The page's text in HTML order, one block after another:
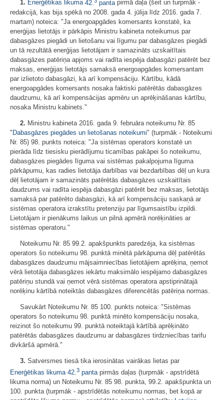
1. Enerģētikas likuma 42. panta pirmā daļa (šeit un turpmāk -
redakcijā, kas bija spēkā no 2008. gada 4. jūlija līdz 2016. gada 7.
martam) noteica: "Ja energoapgādes komersants konstatē, ka
enerģijas lietotājs ir pārkāpis Ministru kabineta noteikumus par
dabasgāzes piegādi un lietošanu vai līgumu par dabasgāzes piegādi
un tā rezultātā enerģijas lietotājam ir samazināts uzskaitītais
dabasgāzes patēriņa apjoms vai radīta iespēja dabasgāzi patērēt bez
maksas, enerģijas lietotājs samaksā energoapgādes komersantam
par izlietoto dabasgāzi, kā arī kompensāciju. Kārtību, kādā
energoapgādes komersants nosaka faktiski patērētās dabasgāzes
daudzumu, kā arī kompensācijas apmēru un aprēķināšanas kārtību,
nosaka Ministru kabinets."
2. Ministru kabineta 2016. gada 9. februāra noteikumu Nr. 85
"Dabasgāzes piegādes un lietošanas noteikumi" (turpmāk - Noteikumi
Nr. 85) 98. punkts noteica: "Ja sistēmas operators konstatē un
pierāda līdz tiesisku pierādījumu ticamības pakāpei šo noteikumu,
dabasgāzes piegādes līguma vai sistēmas pakalpojuma līguma
pārkāpumu, kas radies lietotāja darbības vai bezdarbības dēļ un kura
dēļ lietotājam ir samazināts patērētās dabasgāzes uzskaitītais
daudzums vai radīta iespēja dabasgāzi patērēt bez maksas, lietotājs
samaksā par patērēto dabasgāzi, kā arī kompensāciju saskaņā ar
sistēmas operatora izrakstītu pretenziju par līgumsaistību izpildi.
Lietotājam ir pienākums laikus un pilnā apmērā norēķināties ar
sistēmas operatoru."
Noteikumu Nr. 85 99.2. apakšpunkts paredzēja, ka sistēmas
operators šo noteikumu 98. punktā minētā pārkāpuma dēļ patērētās
dabasgāzes daudzumu mājsaimniecības lietotājiem aprēķina, ņemot
vērā lietotāja dabasgāzes iekārtu maksimālo iespējamo dabasgāzes
patēriņu stundā vai ņemot vērā sistēmas operatora apstiprinātajā
norēķinu kārtībā noteiktās dabasgāzes diferencētās patēriņa normas.
Savukārt Noteikumu Nr. 85 100. punkts noteica: "Sistēmas
operators šo noteikumu 98. punktā minēto kompensāciju nosaka,
reizinot šo noteikumu 99. punktā noteiktajā kārtībā aprēķināto
patērētās dabasgāzes daudzumu ar dabasgāzes tirdzniecības tarifu
divkāršā apmērā."
3. Satversmes tiesā tika ierosinātas vairākas lietas par
Enerģētikas likuma 42. 3 panta pirmās daļas (turpmāk - apstrīdētā
likuma norma) un Noteikumu Nr. 85 98. punkta, 99.2. apakšpunkta un
100. punkta (turpmāk - apstrīdētās noteikumu normas, bet kopā ar